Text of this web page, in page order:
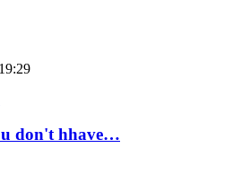
don't hhave…